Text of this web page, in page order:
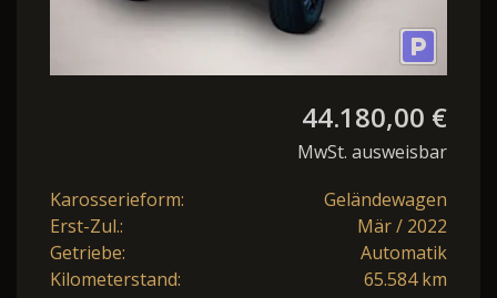
44.180,00 €
MwSt. ausweisbar
Karosserieform:
Geländewagen
Erst-Zul.:
Mär / 2022
Getriebe:
Automatik
Kilometerstand:
65.584 km